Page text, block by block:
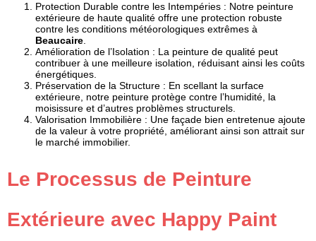
Protection Durable contre les Intempéries : Notre peinture
extérieure de haute qualité offre une protection robuste
contre les conditions météorologiques extrêmes à
Beaucaire
Amélioration de l’Isolation : La peinture de qualité peut
contribuer à une meilleure isolation, réduisant ainsi les coûts
énergétiques.
Préservation de la Structure : En scellant la surface
extérieure, notre peinture protège contre l’humidité, la
moisissure et d’autres problèmes structurels.
Valorisation Immobilière : Une façade bien entretenue ajoute
de la valeur à votre propriété, améliorant ainsi son attrait sur
le marché immobilier.
Le Processus de Peinture
Extérieure avec Happy Paint